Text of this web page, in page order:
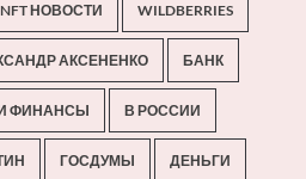
NFT НОВОСТИ WILDBERRIES
АКСЕНЕНКО БАНК
ФИНАНСЫ В РОССИИ
ГОСДУМЫ ДЕНЬГИ